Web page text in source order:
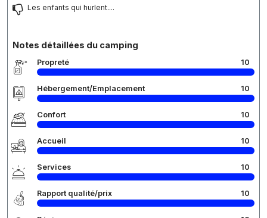
Les enfants qui hurlent....
Notes détaillées du camping
Propreté 10
Hébergement/Emplacement 10
Confort 10
Accueil 10
Services 10
Rapport qualité/prix 10